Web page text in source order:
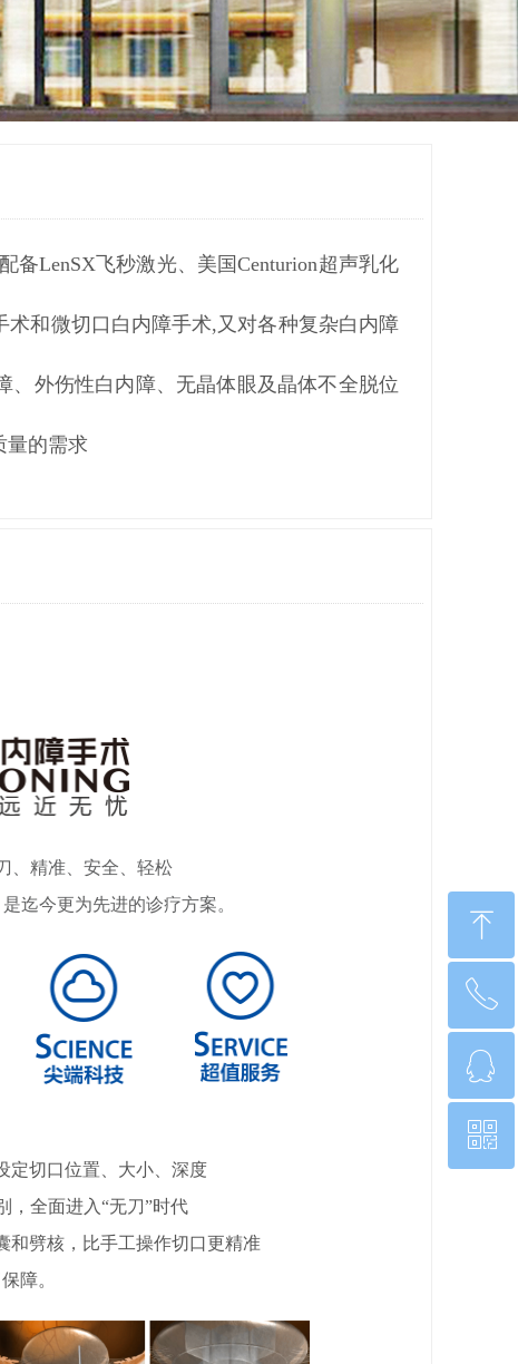
LenSX飞秒激光、美国Centurion超声乳化
和微切口白内障手术,又对各种复杂白内障
、外伤性白内障、无晶体眼及晶体不全脱位
量的需求
、精准、安全、轻松
迄今更为先进的诊疗方案。
定切口位置、大小、深度
，全面进入“无刀”时代
和劈核，比手工操作切口更精准
障。
ꁸ
回到顶部
ꂅ
ꁗ
QQ客服
ꀥ